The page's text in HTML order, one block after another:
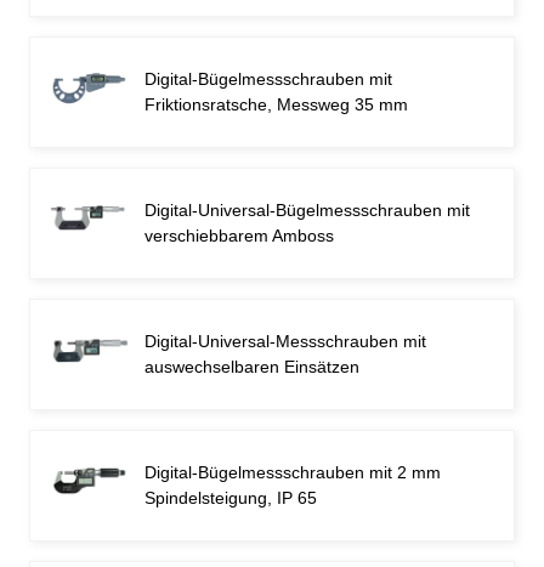
Digital-Bügelmessschrauben mit
Friktionsratsche, Messweg 35 mm
Digital-Universal-Bügelmessschrauben mit
verschiebbarem Amboss
Digital-Universal-Messschrauben mit
auswechselbaren Einsätzen
Digital-Bügelmessschrauben mit 2 mm
Spindelsteigung, IP 65